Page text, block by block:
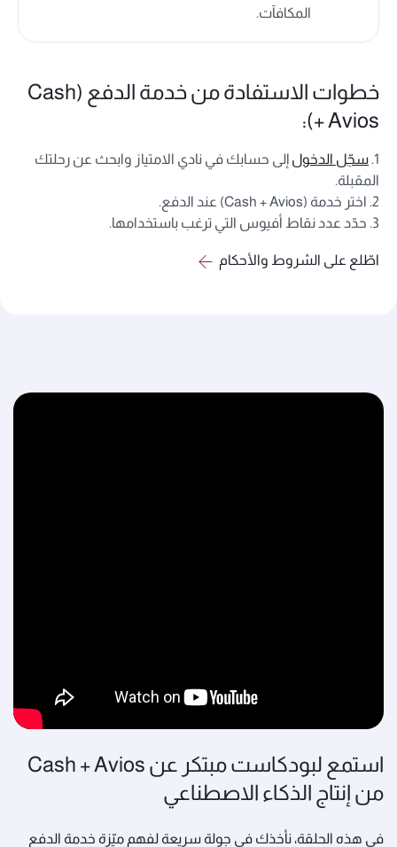
المكافآت.
خطوات الاستفادة من خدمة الدفع (Cash
+ Avios):
1. سجّل الدخول إلى حسابك في نادي الامتياز وابحث عن رحلتك
المقبلة.
2. اختر خدمة (Cash + Avios) عند الدفع.
3. حدّد عدد نقاط أفيوس التي ترغب باستخدامها.
اطّلع على الشروط والأحكام
استمع لبودكاست مبتكر عن Cash + Avios
من إنتاج الذكاء الاصطناعي
في هذه الحلقة، نأخذك في جولة سريعة لفهم ميّزة خدمة الدفع